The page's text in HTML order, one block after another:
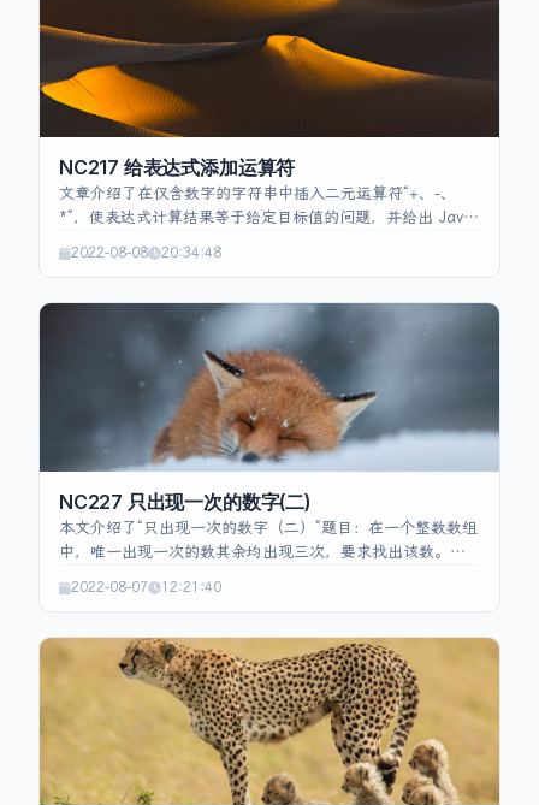
NC217 给表达式添加运算符
文章介绍了在仅含数字的字符串中插入二元运算符“+、-、
*”，使表达式计算结果等于给定目标值的问题，并给出 Java
溯在每个数字前插入运算符；通过维护当前累计结果 `res`
运算顺序正确。代码中处理了前导零限制、表达式构建以及
最终结果收集，返回所有满足目标值的表达式列表。
2022-08-08 20:34:48
NC227 只出现一次的数字(二)
本文介绍了“只出现一次的数字（二）”题目：在一个整数数组
中，唯一出现一次的数其余均出现三次，要求找出该数。数
数解法：用长度为 32 的数组统计每个位上 1 的出现次数，
结果返回。代码实现基于 Java，时间 O(n·32)，空间
2022-08-07 12:21:40